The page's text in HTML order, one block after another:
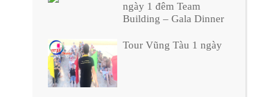
ngày 1 đêm Team
Building – Gala Dinner
Tour Vũng Tàu 1 ngày